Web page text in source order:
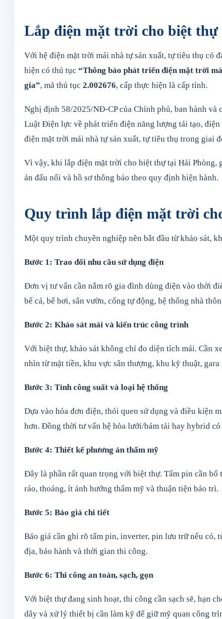
Lắp điện mặt trời cho biệt thự
Với hệ điện mặt trời mái nhà tự sản xuất, tự tiêu thụ có
hiện có thủ tục “Thông báo phát triển điện mặt trời
gia”, mã thủ tục 2.002676, cấp thực hiện là cấp tỉnh.
Nghị định 58/2025/NĐ-CP của Chính phủ, ban hành
Luật Điện lực về phát triển điện năng lượng tái tạo,
điện mặt trời mái nhà tự sản xuất, tự tiêu thụ trong giai
Vì vậy, khi lắp điện mặt trời cho biệt thự tại Hải Phòng,
án đấu nối và hồ sơ thông báo theo quy định hiện hành.
Quy trình lắp điện mặt trời
Một quy trình chuyên nghiệp nên bắt đầu từ khảo sát,
Bước 1: Trao đổi nhu cầu sử dụng điện
Đơn vị tư vấn cần nắm rõ gia đình dùng điện vào thời
bể cá, bể bơi, sân vườn, cổng tự động, hệ thống nhà
Bước 2: Khảo sát mái và kiến trúc công trình
Với biệt thự, khảo sát không chỉ đo diện tích mái. Cần
nhìn từ mặt tiền, khu vực sân thượng, khu kỹ thuật,
Bước 3: Tính công suất và loại hệ thống
Dựa vào hóa đơn điện, thói quen sử dụng và điều kiện
hơn. Đồng thời tư vấn hệ hòa lưới/bám tải hay hybrid
Bước 4: Thiết kế phương án thẩm mỹ
Đây là phần rất quan trọng với biệt thự. Tấm pin cần
ráo, thoáng, ít ảnh hưởng thẩm mỹ và thuận tiện bảo trì.
Bước 5: Báo giá chi tiết
Báo giá cần ghi rõ tấm pin, inverter, pin lưu trữ nếu có,
địa, bảo hành và thời gian thi công.
Bước 6: Thi công an toàn, sạch, gọn
Với biệt thự đang sinh hoạt, thi công cần sạch sẽ, hạn
dây và xử lý thiết bị cần làm kỹ để giữ mỹ quan công